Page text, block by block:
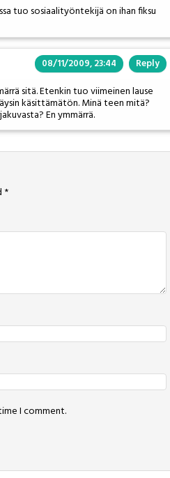
tuo sosiaalityöntekijä on ihan fiksu
08/11/2009, 23:44 Reply
sitä. Etenkin tuo viimeinen lause
käsittämätön. Minä teen mitä?
En ymmärrä.
*
I comment.